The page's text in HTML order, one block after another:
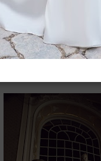
Свадебное платье